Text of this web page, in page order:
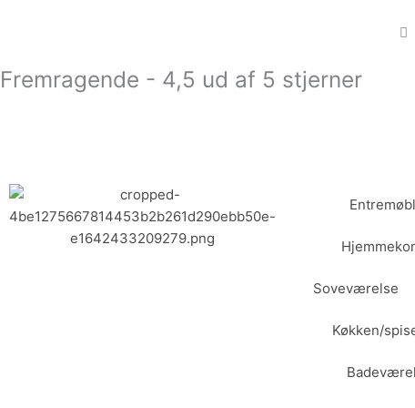
Fremragende - 4,5 ud af 5 stjerner
Soveværelse
Køkken/